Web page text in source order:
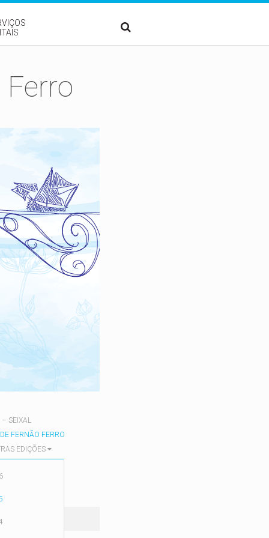
– SEIXAL
FERNÃO FERRO
EDIÇÕES